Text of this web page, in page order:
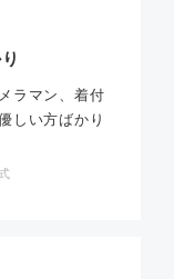
ラマン、着付
しい方ばかり